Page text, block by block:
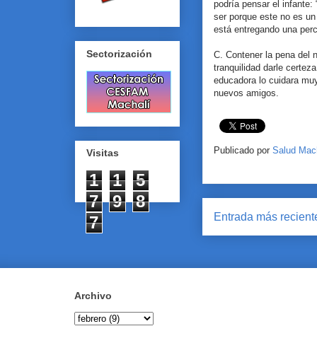
podría pensar el infante:
ser porque este no es
está entregando una
C. Contener la pena del
tranquilidad darle
educadora lo cuidara
nuevos amigos.
Publicado por Salud
Entrada más
Sectorización
Visitas
1 1
5
7
9
8
7
Archivo